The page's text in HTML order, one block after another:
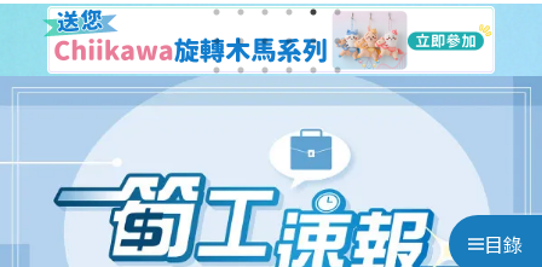
目錄